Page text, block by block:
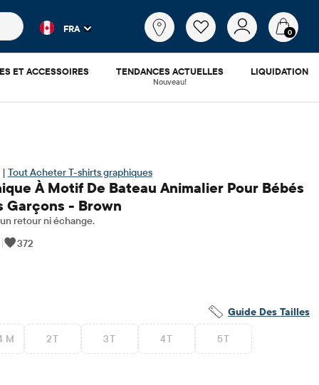
populaires et les résultats de produits au fur et à
FRA 0
ET ACCESSOIRES TENDANCES ACTUELLES
Nouveau!
LIQUIDATION
| Tout Acheter T-shirts graphiques
À Motif De Bateau Animalier Pour Bébés
Garçons - Brown
retour ni échange.
|
372
Guide Des Tailles
M 2T 3T 4T 5T